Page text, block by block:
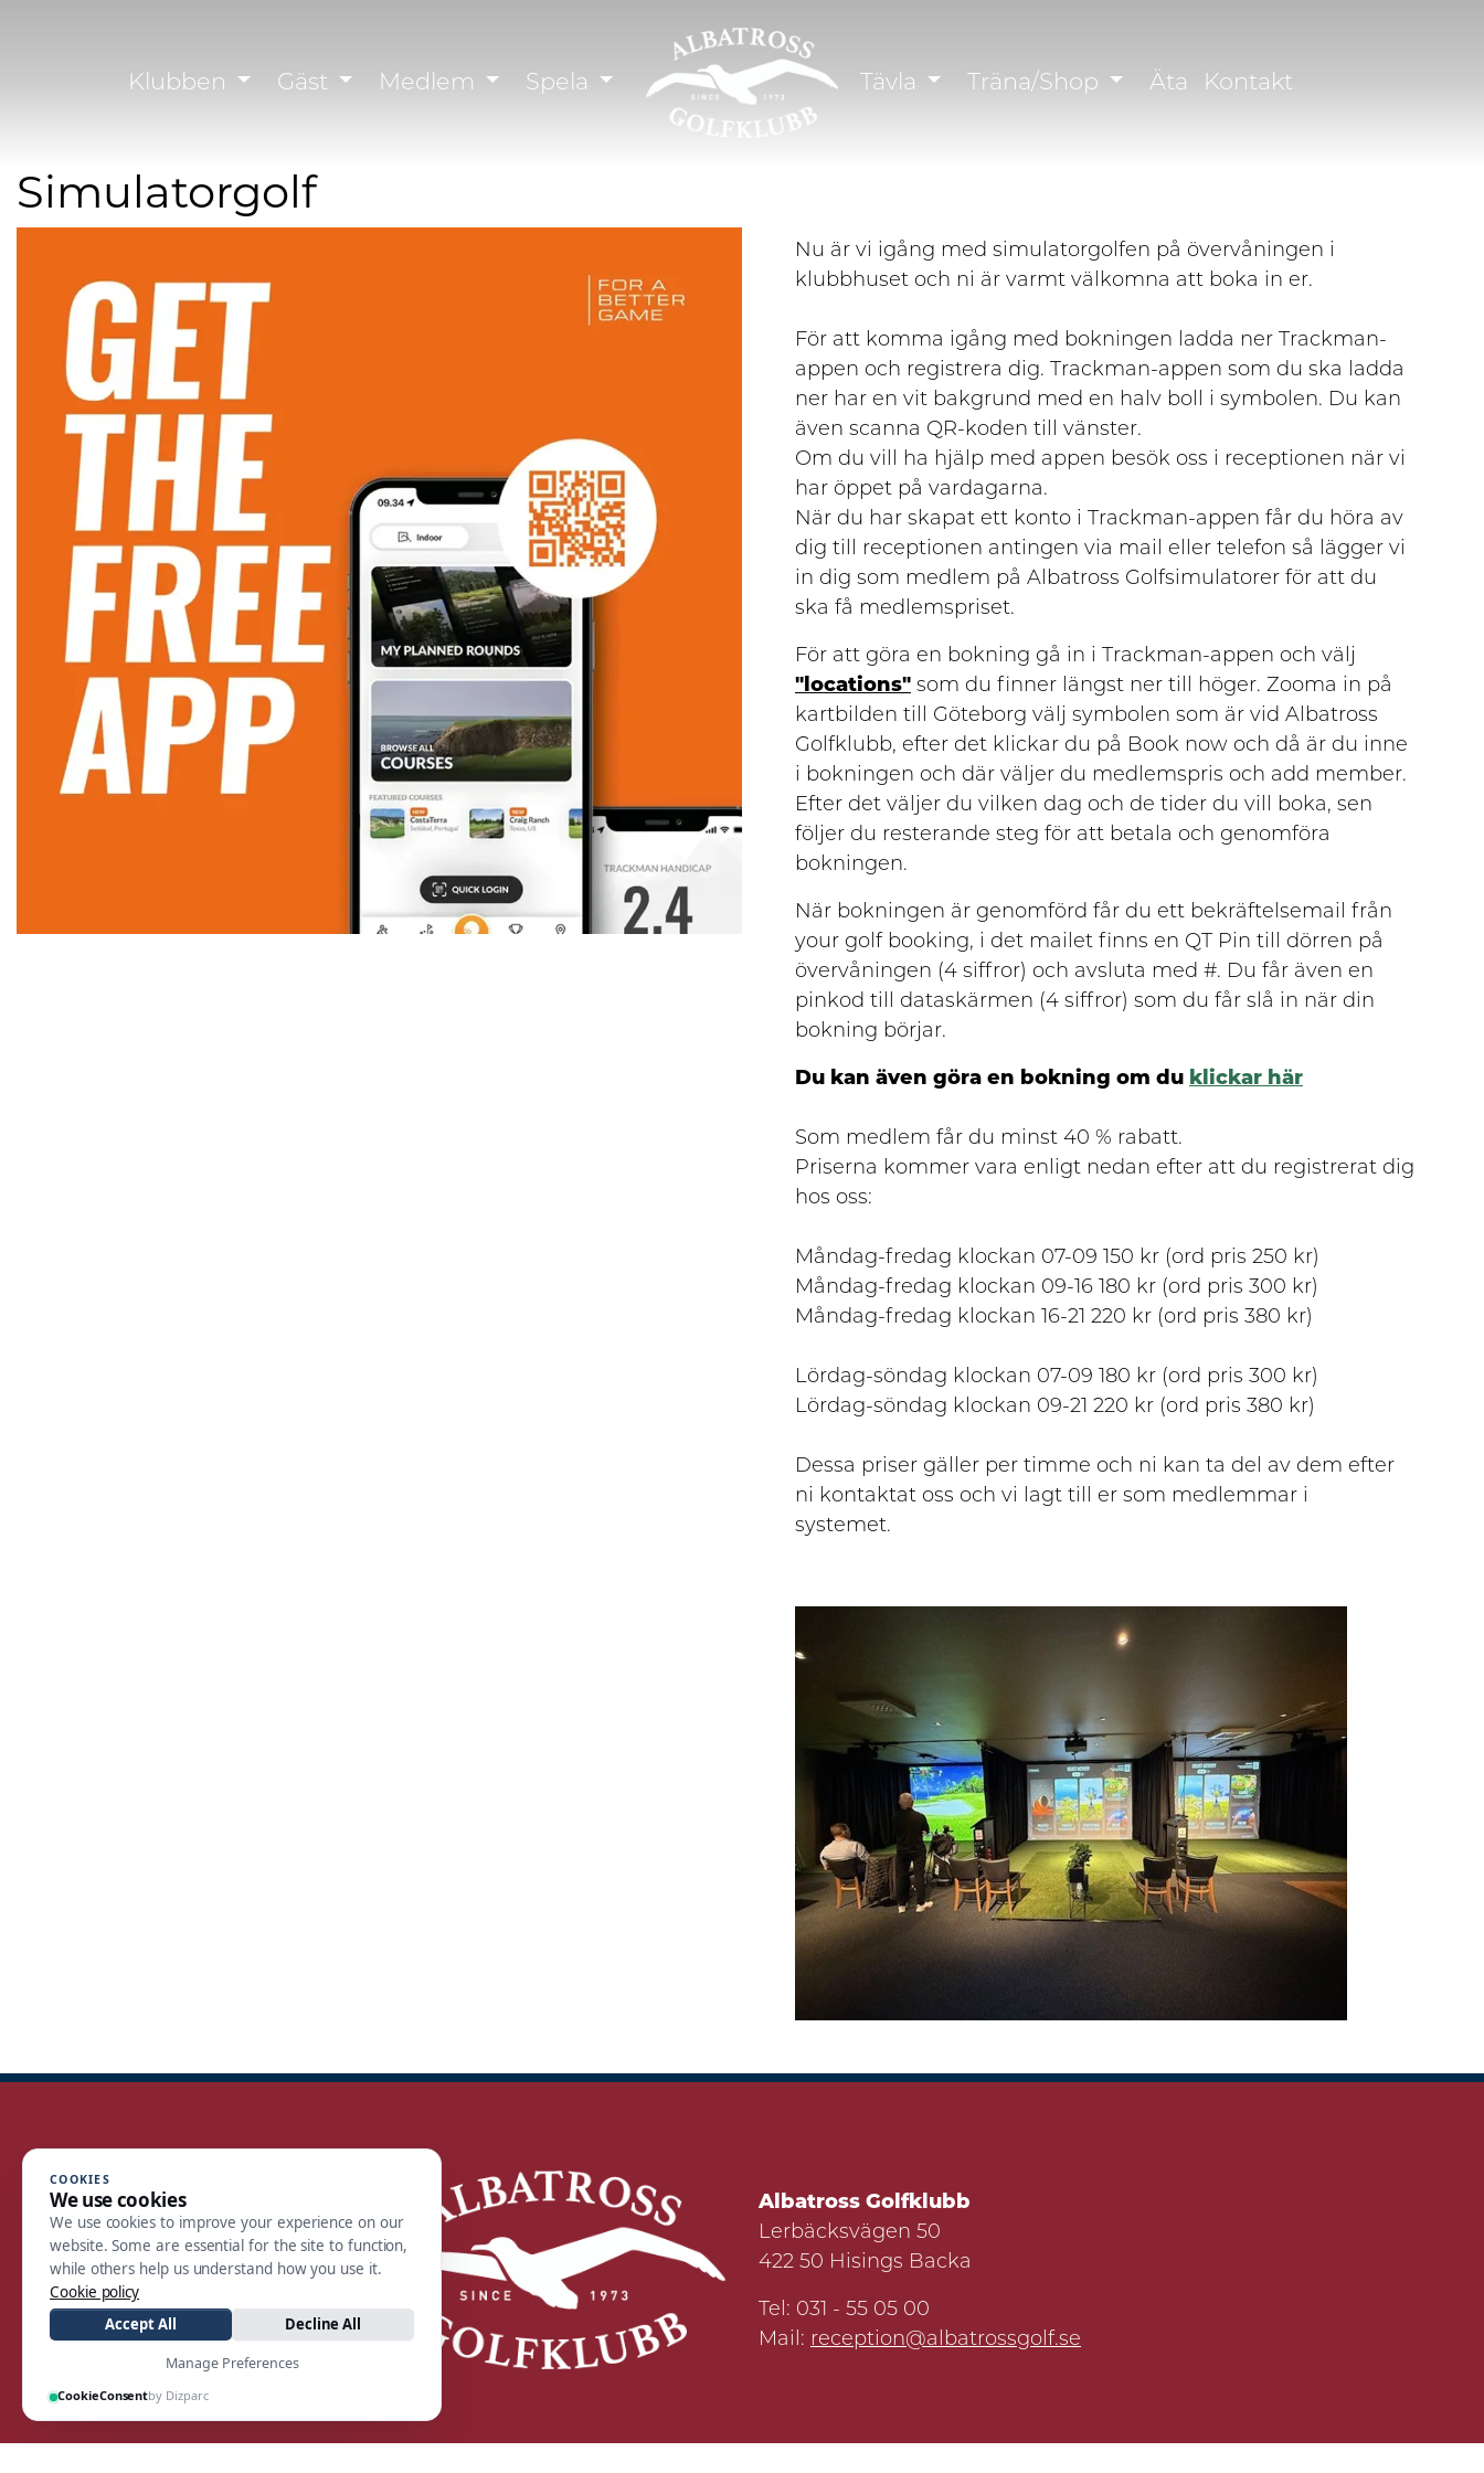
Klubben Gäst Medlem Spela Tävla Träna/Shop Äta Kontakt
Simulatorgolf
Nu är vi igång med simulatorgolfen på övervåningen i
klubbhuset och ni är varmt välkomna att boka in er.
För att komma igång med bokningen ladda ner Trackman-
appen och registrera dig. Trackman-appen som du ska ladda
ner har en vit bakgrund med en halv boll i symbolen. Du kan
även scanna QR-koden till vänster.
Om du vill ha hjälp med appen besök oss i receptionen när vi
har öppet på vardagarna.
När du har skapat ett konto i Trackman-appen får du höra av
dig till receptionen antingen via mail eller telefon så lägger vi
in dig som medlem på Albatross Golfsimulatorer för att du
ska få medlemspriset.
För att göra en bokning gå in i Trackman-appen och välj
"locations" som du finner längst ner till höger. Zooma in på
kartbilden till Göteborg välj symbolen som är vid Albatross
Golfklubb, efter det klickar du på Book now och då är du inne
i bokningen och där väljer du medlemspris och add member.
Efter det väljer du vilken dag och de tider du vill boka, sen
följer du resterande steg för att betala och genomföra
bokningen.
När bokningen är genomförd får du ett bekräftelsemail från
your golf booking, i det mailet finns en QT Pin till dörren på
övervåningen (4 siffror) och avsluta med #. Du får även en
pinkod till dataskärmen (4 siffror) som du får slå in när din
bokning börjar.
Du kan även göra en bokning om du klickar här
Som medlem får du minst 40 % rabatt.
Priserna kommer vara enligt nedan efter att du registrerat dig
hos oss:
Måndag-fredag klockan 07-09 150 kr (ord pris 250 kr)
Måndag-fredag klockan 09-16 180 kr (ord pris 300 kr)
Måndag-fredag klockan 16-21 220 kr (ord pris 380 kr)
Lördag-söndag klockan 07-09 180 kr (ord pris 300 kr)
Lördag-söndag klockan 09-21 220 kr (ord pris 380 kr)
Dessa priser gäller per timme och ni kan ta del av dem efter
ni kontaktat oss och vi lagt till er som medlemmar i
systemet.
Albatross Golfklubb
Lerbäcksvägen 50
422 50 Hisings Backa
Tel: 031 - 55 05 00
Mail: reception@albatrossgolf.se
COOKIES
We use cookies
We use cookies to improve your experience on our
website. Some are essential for the site to function,
while others help us understand how you use it.
Cookie policy
Accept All
Decline All
Manage Preferences
CookieConsentby Dizparc